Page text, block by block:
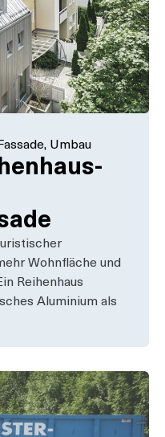
, Umbau
Wohnfläche und
Reihenhaus
Aluminium als